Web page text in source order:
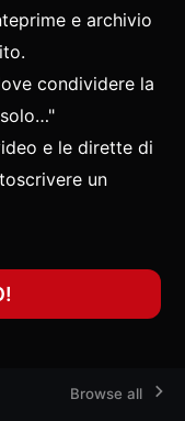
e archivio
condividere la
e le dirette di
un
Browse all